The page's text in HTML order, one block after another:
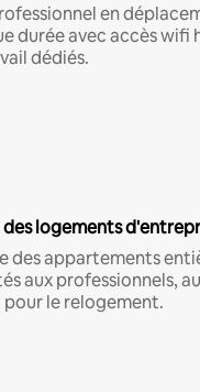
en
durée avec accès wifi
dédiés.
logements
des appartements
aux professionnels,
le relogement.